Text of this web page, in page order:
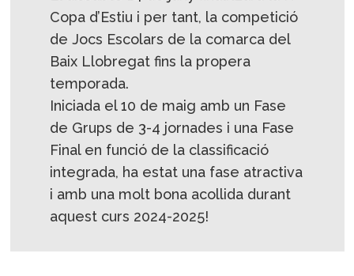
Copa d’Estiu i per tant, la competició
de Jocs Escolars de la comarca del
Baix Llobregat fins la propera
temporada.
Iniciada el 10 de maig amb un Fase
de Grups de 3-4 jornades i una Fase
Final en funció de la classificació
integrada, ha estat una fase atractiva
i amb una molt bona acollida durant
aquest curs 2024-2025!